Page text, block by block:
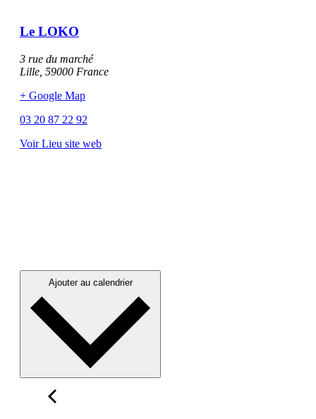
Le LOKO
3 rue du marché
Lille 59000 France
+ Google Map
03 20 87 22 92
Voir Lieu site web
Ajouter au calendrier